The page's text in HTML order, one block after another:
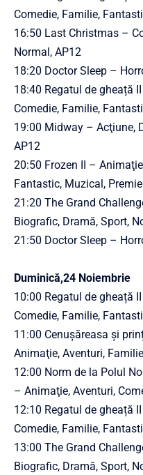
Comedie, Familie,
16:50 Last Christmas –
Normal, AP12
18:20 Doctor Sleep –
18:40 Regatul de gheață
Comedie, Familie,
19:00 Midway – Acţiune,
AP12
20:50 Frozen II –
Fantastic, Muzical,
21:20 The Grand
Biografic, Dramă, Sport,
21:50 Doctor Sleep –
Duminică,24 Noiembrie
10:00 Regatul de gheață
Comedie, Familie,
11:00 Cenușăreasa și
Animaţie, Aventuri,
12:00 Norm de la Polul
– Animaţie, Aventuri,
12:10 Regatul de gheață
Comedie, Familie,
13:00 The Grand
Biografic, Dramă, Sport,